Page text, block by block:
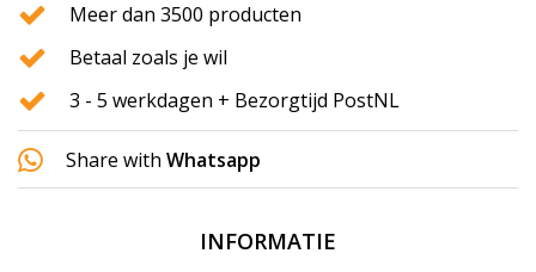
Meer dan 3500 producten
Betaal zoals je wil
3 - 5 werkdagen + Bezorgtijd PostNL
Share with Whatsapp
INFORMATIE